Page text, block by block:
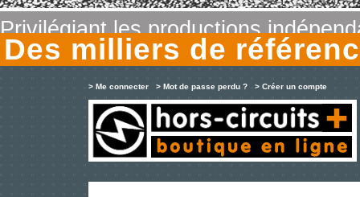
Privilégiant les productions
Des milliers de
> Me connecter > Mot de passe perdu ? > Créer un compte